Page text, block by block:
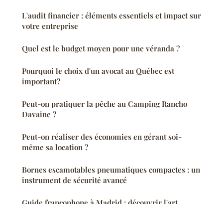
L'audit financier : éléments essentiels et impact sur
votre entreprise
Quel est le budget moyen pour une véranda ?
Pourquoi le choix d'un avocat au Québec est
important?
Peut-on pratiquer la pêche au Camping Rancho
Davaine ?
Peut-on réaliser des économies en gérant soi-
même sa location ?
Bornes escamotables pneumatiques compactes : un
instrument de sécurité avancé